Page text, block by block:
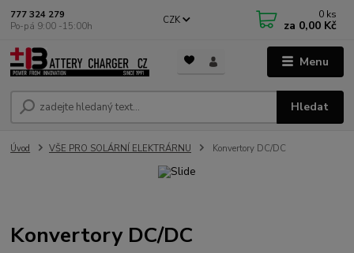
Menu
CZK
Hledat
777 324 279
Po-pá 9:00 -15:00h
0 ks
za 0,00 Kč
Úvod VŠE PRO SOLÁRNÍ ELEKTRÁRNU Konvertory DC/DC
Konvertory DC/DC